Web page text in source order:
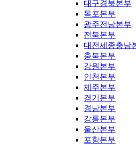
대구경북본부
목포본부
광주전남본부
전북본부
대전세종충남
충북본부
강원본부
인천본부
제주본부
경기본부
경남본부
강릉본부
울산본부
포항본부